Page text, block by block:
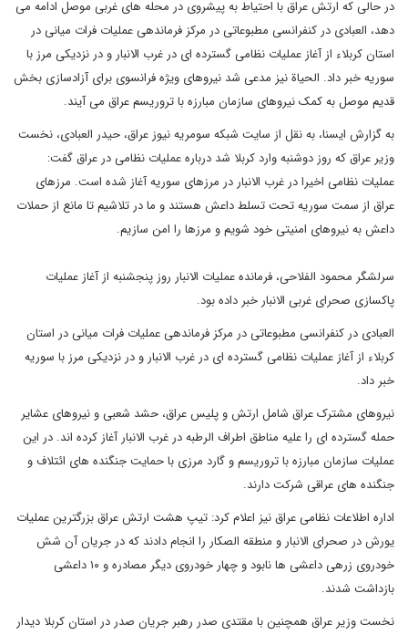
در حالی که ارتش عراق با احتیاط به پیشروی در محله های غربی موصل ادامه می
دهد، العبادی در کنفرانسی مطبوعاتی در مرکز فرماندهی عملیات فرات میانی در
استان کربلاء از آغاز عملیات نظامی گسترده ای در غرب الانبار و در نزدیکی مرز با
سوریه خبر داد. الحیاة نیز مدعی شد نیروهای ویژه فرانسوی برای آزادسازی بخش
قدیم موصل به کمک نیروهای سازمان مبارزه با تروریسم عراق می آیند.
به گزارش ایسنا، به نقل از سایت شبکه سومریه نیوز عراق، حیدر العبادی، نخست
وزیر عراق که روز دوشنبه وارد کربلا شد درباره عملیات نظامی در عراق گفت:
عملیات نظامی اخیرا در غرب الانبار در مرزهای سوریه آغاز شده است. مرزهای
عراق از سمت سوریه تحت تسلط داعش هستند و ما در تلاشیم تا مانع از حملات
داعش به نیروهای امنیتی خود شویم و مرزها را امن سازیم.
سرلشگر محمود الفلاحی، فرمانده عملیات الانبار روز پنجشنبه از آغاز عملیات
پاکسازی صحرای غربی الانبار خبر داده بود.
العبادی در کنفرانسی مطبوعاتی در مرکز فرماندهی عملیات فرات میانی در استان
کربلاء از آغاز عملیات نظامی گسترده ای در غرب الانبار و در نزدیکی مرز با سوریه
خبر داد.
نیروهای مشترک عراق شامل ارتش و پلیس عراق، حشد شعبی و نیروهای عشایر
حمله گسترده ای را علیه مناطق اطراف الرطبه در غرب الانبار آغاز کرده اند. در این
عملیات سازمان مبارزه با تروریسم و گارد مرزی با حمایت جنگنده های ائتلاف و
جنگنده های عراقی شرکت دارند.
اداره اطلاعات نظامی عراق نیز اعلام کرد: تیپ هشت ارتش عراق بزرگترین عملیات
یورش در صحرای الانبار و منطقه الصکار را انجام دادند که در جریان آن شش
خودروی زرهی داعشی ها نابود و چهار خودروی دیگر مصادره و ۱۰ داعشی
بازداشت شدند.
نخست وزیر عراق همچنین با مقتدی صدر رهبر جریان صدر در استان کربلا دیدار